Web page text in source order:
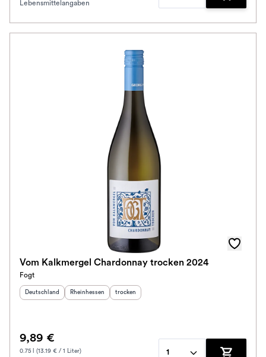
Lebensmittelangaben
Zum
Vom Kalkmergel Chardonnay trocken 2024
Fogt
Herkunftsland
Deutschland Herkunftsregion :
Rheinhessen Geschmack
trocken
9,89 €
0.75 l (13.19 € / 1 Liter)
1